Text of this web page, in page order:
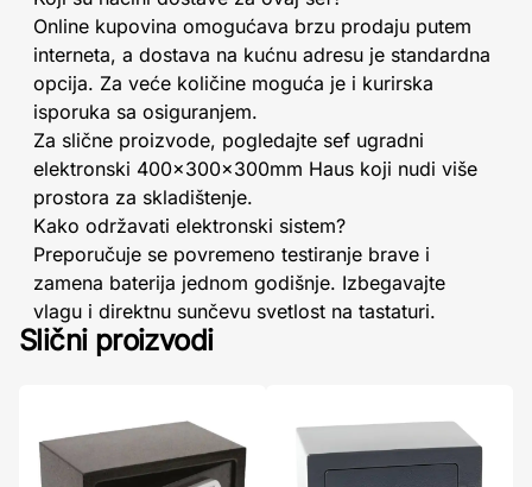
Online kupovina omogućava brzu prodaju putem
interneta, a dostava na kućnu adresu je standardna
opcija. Za veće količine moguća je i kurirska
isporuka sa osiguranjem.
Za slične proizvode, pogledajte sef ugradni
elektronski 400x300x300mm Haus koji nudi više
prostora za skladištenje.
Kako održavati elektronski sistem?
Preporučuje se povremeno testiranje brave i
zamena baterija jednom godišnje. Izbegavajte
vlagu i direktnu sunčevu svetlost na tastaturi.
Slični proizvodi